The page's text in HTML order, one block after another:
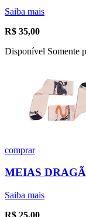
Saiba mais
R$ 35,00
Disponível Somente
comprar
MEIAS
Saiba mais
R$ 25,00